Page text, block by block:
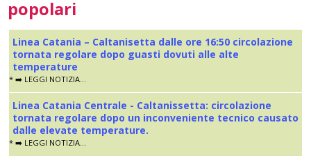
popolari
Linea Catania – Caltanisetta dalle ore 16:50 circolazione
tornata regolare dopo guasti dovuti alle alte
temperature
* ➡️ LEGGI NOTIZIA...
Linea Catania Centrale - Caltanissetta: circolazione
tornata regolare dopo un inconveniente tecnico causato
dalle elevate temperature.
* ➡️ LEGGI NOTIZIA...